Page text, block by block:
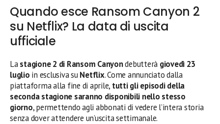
Quando esce Ransom Canyon 2
su Netflix? La data di uscita
ufficiale
Lastagione 2 di Ransom Canyondebutterà giovedì 23
luglio in esclusiva suNetflix. Come annunciato dalla
piattaforma alla fine di aprile, tutti gli episodi della
seconda stagione saranno disponibili nello stesso
giorno, permettendo agli abbonati di vedere l’intera storia
senza dover attendere un’uscita settimanale.